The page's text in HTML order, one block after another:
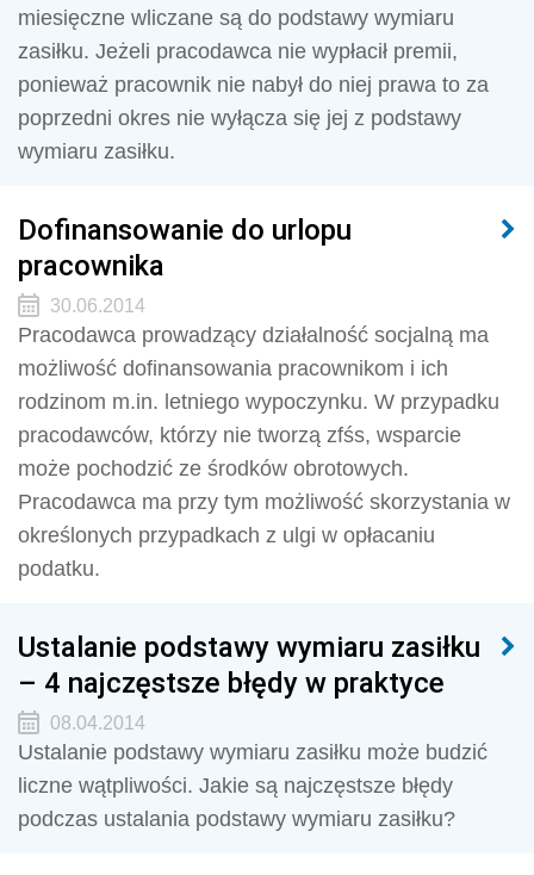
miesięczne wliczane są do podstawy wymiaru
zasiłku. Jeżeli pracodawca nie wypłacił premii,
ponieważ pracownik nie nabył do niej prawa to za
poprzedni okres nie wyłącza się jej z podstawy
wymiaru zasiłku.
Dofinansowanie do urlopu
pracownika
30.06.2014
Pracodawca prowadzący działalność socjalną ma
możliwość dofinansowania pracownikom i ich
rodzinom m.in. letniego wypoczynku. W przypadku
pracodawców, którzy nie tworzą zfśs, wsparcie
może pochodzić ze środków obrotowych.
Pracodawca ma przy tym możliwość skorzystania w
określonych przypadkach z ulgi w opłacaniu
podatku.
Ustalanie podstawy wymiaru zasiłku
– 4 najczęstsze błędy w praktyce
08.04.2014
Ustalanie podstawy wymiaru zasiłku może budzić
liczne wątpliwości. Jakie są najczęstsze błędy
podczas ustalania podstawy wymiaru zasiłku?